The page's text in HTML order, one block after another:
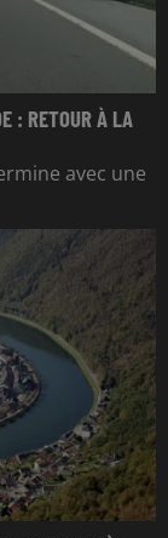
: RETOUR À LA
avec une